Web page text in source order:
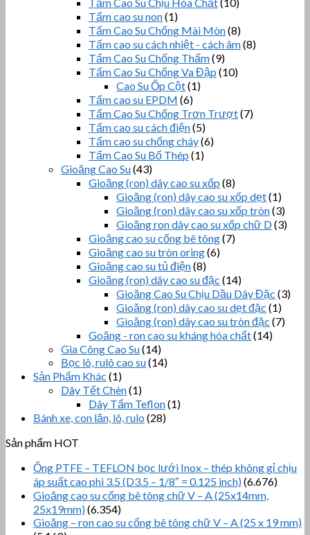
Tấm cao su non(1)
Tấm Cao Su Chống Mài Mòn(8)
Tấm cao su cách nhiệt - cách âm(8)
Tấm Cao Su Chống Thấm(9)
Tấm Cao Su Chống Va Đập (10)
Cao Su Ốp Cột(1)
Tấm cao su EPDM (6)
Tấm Cao Su Chống Trơn Trượt(7)
Tấm cao su cách điện(5)
Tấm cao su chống cháy(6)
Tấm Cao Su Bố Thép (1)
Gioăng Cao Su(43)
Gioăng (ron) dây cao su xốp (8)
Gioăng (ron) dây cao su xốp dẹt(1)
Gioăng (ron) dây cao su xốp tròn(3)
Gioăng ron dây cao su xốp chữ D(3)
Gioăng cao su cống bê tông(7)
Gioăng cao su tròn oring(6)
Gioăng cao su tủ điện(8)
Gioăng (ron) dây cao su đặc (14)
Gioăng Cao Su Chịu Dầu Dây Đặc (3)
Gioăng (ron) dây cao su dẹt đặc (1)
Gioăng (ron) dây cao su tròn đặc (7)
Goăng - ron cao su kháng hóa chất(14)
Gia Công Cao Su(14)
Bọc lô, rulô cao su(14)
Sản Phẩm Khác (1)
Dây Tết Chèn(1)
Dây Tẩm Teflon(1)
Bánh xe, con lăn, lô, rulo (28)
Sản phẩm HOT
Ống PTFE – TEFLON bọc lưới Inox – thép không gỉ chịu
áp suất cao phi 3.5 (D3.5 – 1/8″ = 0.125 inch)(6.676)
Gioăng cao su cống bê tông chữ V – A (25x14mm,
25x19mm)(6.354)
Gioăng – ron cao su cống bê tông chữ V – A (25 x 19 mm)